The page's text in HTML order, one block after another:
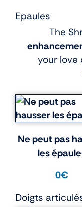
Epaules
The
your love
Ne peut pas
les
0€
Doigts